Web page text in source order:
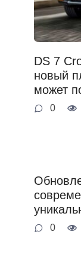
DS 7
новый
может
0
0